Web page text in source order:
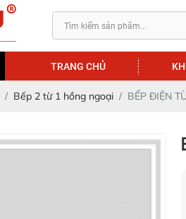
TRANG CHỦ
Bếp 2 từ 1 hồng ngoại BẾP ĐIỆN